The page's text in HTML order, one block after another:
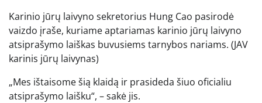
Karinio jūrų laivyno sekretorius Hung Cao pasirodė
vaizdo įraše, kuriame aptariamas karinio jūrų laivyno
atsiprašymo laiškas buvusiems tarnybos nariams. (JAV
karinis jūrų laivynas)
„Mes ištaisome šią klaidą ir prasideda šiuo oficialiu
atsiprašymo laišku“, – sakė jis.